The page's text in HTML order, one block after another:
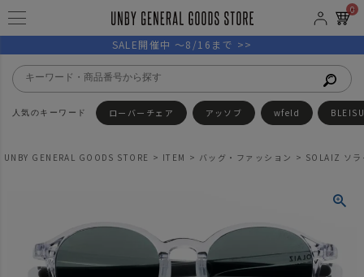
0
SALE開催中 ～8/16まで >>
ローバーチェア アッソブ wfeld
UNBY GENERAL GOODS STORE ITEM バッグ・ファッション SOLAIZ ソ